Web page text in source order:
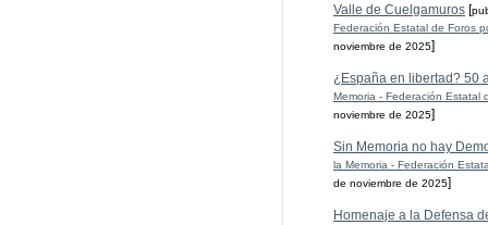
Valle de Cuelgamuros [
Federación Estatal de Foros
noviembre de 2025]
¿España en libertad? 50
Memoria - Federación Estatal
noviembre de 2025]
Sin Memoria no hay
la Memoria - Federación
de noviembre de 2025]
Homenaje a la Defensa